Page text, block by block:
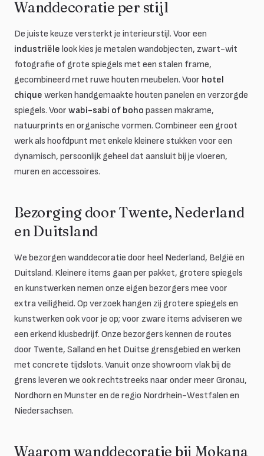
Wanddecoratie per stijl
De juiste keuze versterkt je interieurstijl. Voor een
industriële look kies je metalen wandobjecten, zwart-wit
fotografie of grote spiegels met een stalen frame,
gecombineerd met ruwe houten meubelen. Voor hotel
chique werken handgemaakte houten panelen en verzorgde
spiegels. Voor wabi-sabi of boho passen makrame,
natuurprints en organische vormen. Combineer een groot
werk als hoofdpunt met enkele kleinere stukken voor een
dynamisch, persoonlijk geheel dat aansluit bij je vloeren,
muren en accessoires.
Bezorging door Twente, Nederland
en Duitsland
We bezorgen wanddecoratie door heel Nederland, België en
Duitsland. Kleinere items gaan per pakket, grotere spiegels
en kunstwerken nemen onze eigen bezorgers mee voor
extra veiligheid. Op verzoek hangen zij grotere spiegels en
kunstwerken ook voor je op; voor zware items adviseren we
een erkend klusbedrijf. Onze bezorgers kennen de routes
door Twente, Salland en het Duitse grensgebied en werken
met concrete tijdslots. Vanuit onze showroom vlak bij de
grens leveren we ook rechtstreeks naar onder meer Gronau,
Nordhorn en Munster en de regio Nordrhein-Westfalen en
Niedersachsen.
Waarom wanddecoratie bij Mokana